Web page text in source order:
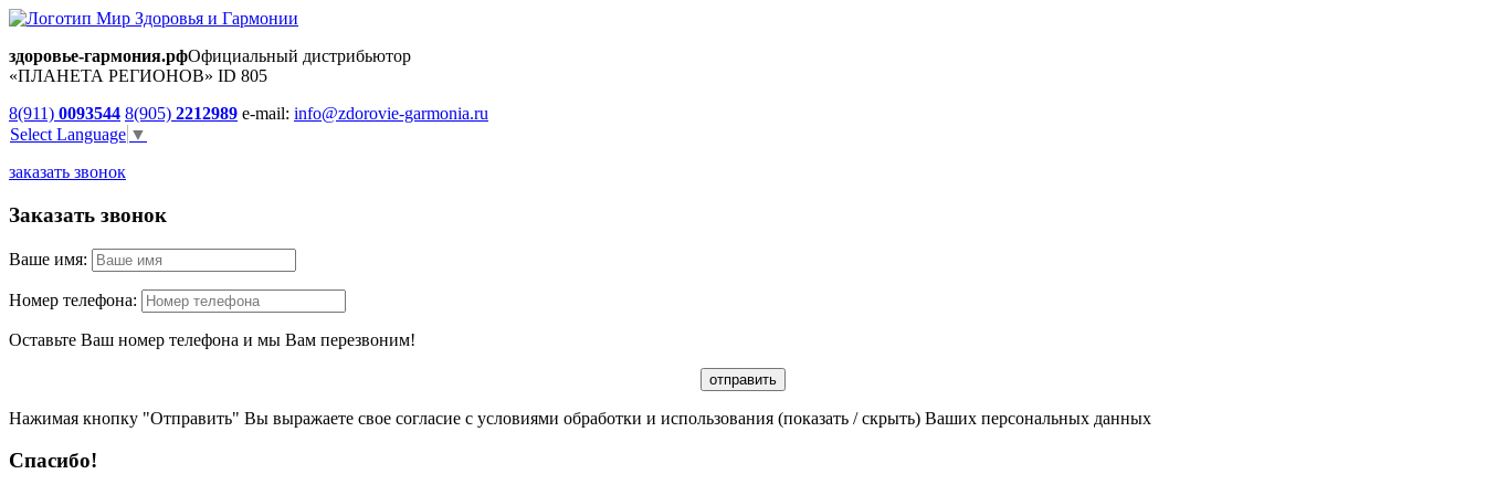
здоровье-гармония.рфОфициальный дистрибьютор
«ПЛАНЕТА РЕГИОНОВ» ID 805
8(911) 0093544 8(905) 2212989 e-mail: info@zdorovie-garmonia.ru
Select Language ▼
заказать звонок
Заказать звонок
Ваше имя:
Номер телефона:
Оставьте Ваш номер телефона и мы Вам перезвоним!
Нажимая кнопку "Отправить" Вы выражаете свое согласие с условиями обработки и использования (показать / скрыть) Ваших персональных данных
Спасибо!